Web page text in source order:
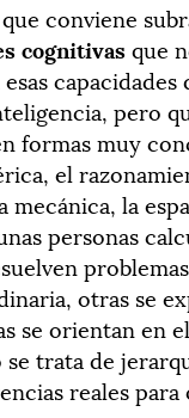
conviene
cognitivasque
capacidades
pero
formas muy
el
mecánica, la
personas
otras se
se orientan en
se trata de
reales